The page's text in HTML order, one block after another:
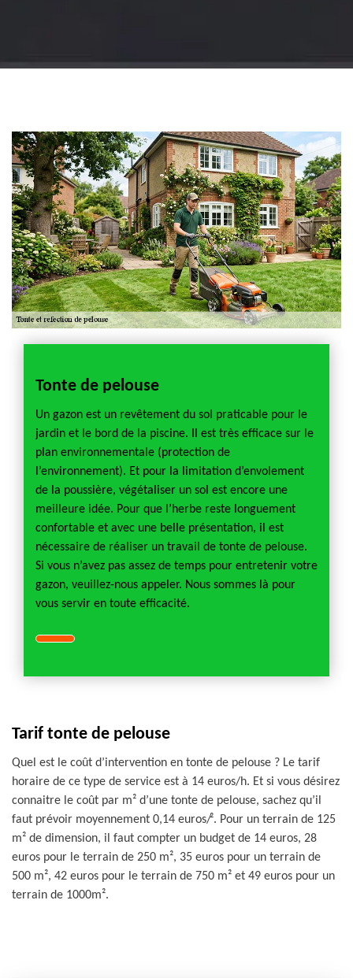
Tonte de pelouse
Un gazon est un revêtement du sol praticable pour le
jardin et le bord de la piscine. Il est très efficace sur le
plan environnementale (protection de
l’environnement). Et pour la limitation d’envolement
de la poussière, végétaliser un sol est encore une
meilleure idée. Pour que l’herbe reste longuement
confortable et avec une belle présentation, il est
nécessaire de réaliser un travail de tonte de pelouse.
Si vous n’avez pas assez de temps pour entretenir votre
gazon, veuillez-nous appeler. Nous sommes là pour
vous servir en toute efficacité.
Tarif tonte de pelouse
Quel est le coût d’intervention en tonte de pelouse ? Le tarif
horaire de ce type de service est à 14 euros/h. Et si vous désirez
connaitre le coût par m² d’une tonte de pelouse, sachez qu’il
faut prévoir moyennement 0,14 euros/². Pour un terrain de 125
m² de dimension, il faut compter un budget de 14 euros, 28
euros pour le terrain de 250 m², 35 euros pour un terrain de
500 m², 42 euros pour le terrain de 750 m² et 49 euros pour un
terrain de 1000m².